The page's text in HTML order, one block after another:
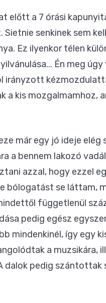
előtt a 7 órási
senkinek sem
Ez ilyenkor télen
Én meg
irányzott
a kis mozgalmamhoz,
már egy jó ideje elég
a bennem lakozó
azzal, hogy ezzel
bólogatást se láttam,
függetlenül
pedig egész
mindenkinél, így egy
a muzsikára,
dalok pedig szántottak